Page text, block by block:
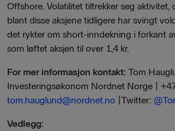
Offshore. Volatilitet tiltrekker seg aktivitet,
blant disse aksjene tidligere har svingt
det rykter om short-inndekning i forkant
som løftet aksjen til over 1,4 kr.
For mer informasjon kontakt: Tom
Investeringsøkonom Nordnet Norge |
tom.hauglund@nordnet.no |Twitter:
Vedlegg: